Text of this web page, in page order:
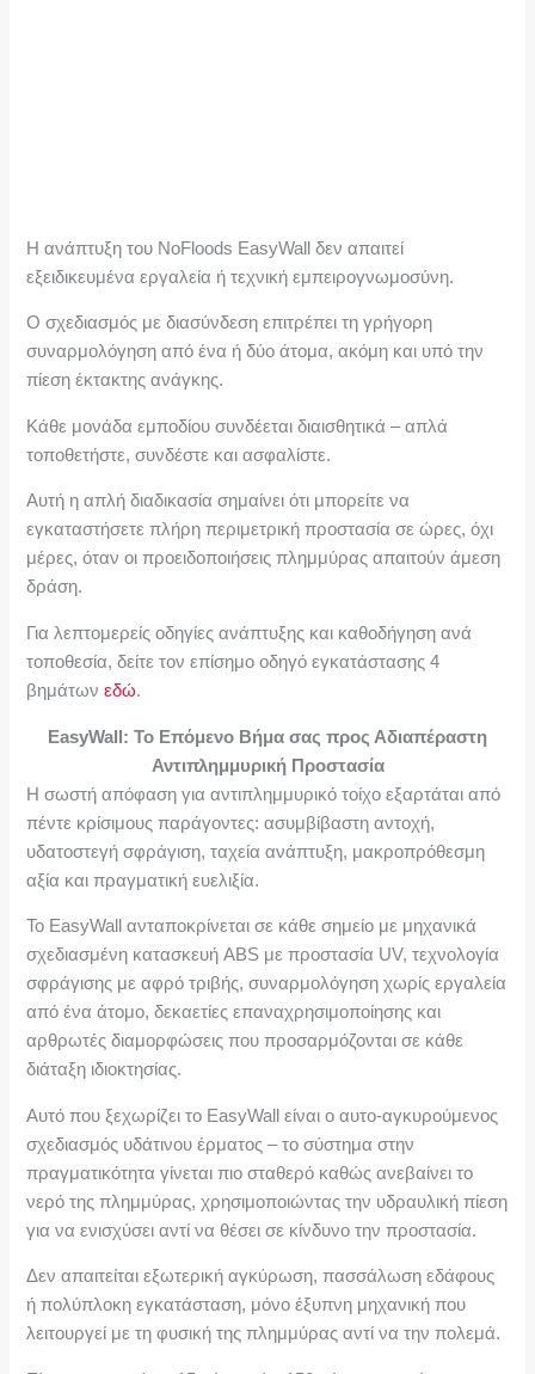
Η ανάπτυξη του NoFloods EasyWall δεν απαιτεί
εξειδικευμένα εργαλεία ή τεχνική εμπειρογνωμοσύνη.
Ο σχεδιασμός με διασύνδεση επιτρέπει τη γρήγορη
συναρμολόγηση από ένα ή δύο άτομα, ακόμη και υπό την
πίεση έκτακτης ανάγκης.
Κάθε μονάδα εμποδίου συνδέεται διαισθητικά – απλά
τοποθετήστε, συνδέστε και ασφαλίστε.
Αυτή η απλή διαδικασία σημαίνει ότι μπορείτε να
εγκαταστήσετε πλήρη περιμετρική προστασία σε ώρες, όχι
μέρες, όταν οι προειδοποιήσεις πλημμύρας απαιτούν άμεση
δράση.
Για λεπτομερείς οδηγίες ανάπτυξης και καθοδήγηση ανά
τοποθεσία, δείτε τον επίσημο οδηγό εγκατάστασης 4
βημάτωνεδώ.
EasyWall: Το Επόμενο Βήμα σας προς Αδιαπέραστη
Αντιπλημμυρική Προστασία
Η σωστή απόφαση για αντιπλημμυρικό τοίχο εξαρτάται από
πέντε κρίσιμους παράγοντες: ασυμβίβαστη αντοχή,
υδατοστεγή σφράγιση, ταχεία ανάπτυξη, μακροπρόθεσμη
αξία και πραγματική ευελιξία.
Το EasyWall ανταποκρίνεται σε κάθε σημείο με μηχανικά
σχεδιασμένη κατασκευή ABS με προστασία UV, τεχνολογία
σφράγισης με αφρό τριβής, συναρμολόγηση χωρίς εργαλεία
από ένα άτομο, δεκαετίες επαναχρησιμοποίησης και
αρθρωτές διαμορφώσεις που προσαρμόζονται σε κάθε
διάταξη ιδιοκτησίας.
Αυτό που ξεχωρίζει το EasyWall είναι ο αυτο-αγκυρούμενος
σχεδιασμός υδάτινου έρματος – το σύστημα στην
πραγματικότητα γίνεται πιο σταθερό καθώς ανεβαίνει το
νερό της πλημμύρας, χρησιμοποιώντας την υδραυλική πίεση
για να ενισχύσει αντί να θέσει σε κίνδυνο την προστασία.
Δεν απαιτείται εξωτερική αγκύρωση, πασσάλωση εδάφους
ή πολύπλοκη εγκατάσταση, μόνο έξυπνη μηχανική που
λειτουργεί με τη φυσική της πλημμύρας αντί να την πολεμά.